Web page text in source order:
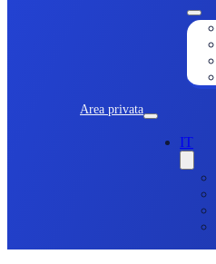
Area privata
IT